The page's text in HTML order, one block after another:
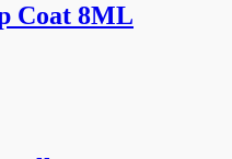
Coat 8ML